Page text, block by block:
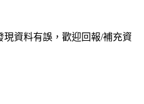
現資料有誤，歡迎回報/補充資